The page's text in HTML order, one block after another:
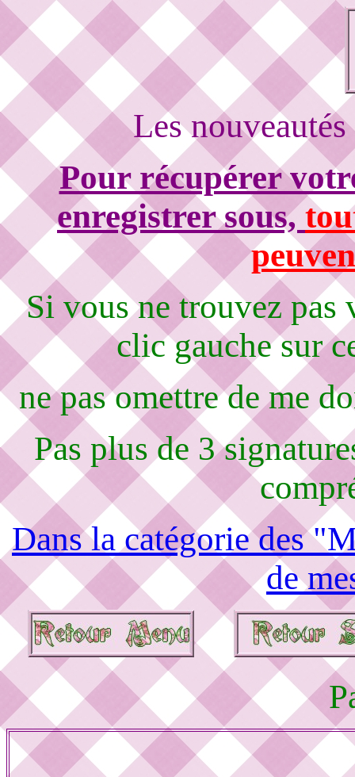
Les
Pour récupérer
enregistrer sous,
Si vous ne trouvez pas
clic gauche sur
ne pas omettre de me
Pas plus de 3
Dans la catégorie des
de